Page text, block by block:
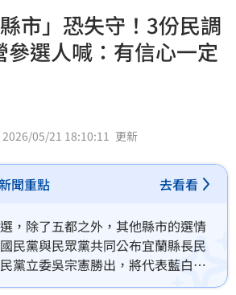
市」恐失守！3份民調
選人喊：有信心一定
2026/05/21 18:10:11 更新
聞重點 去看看
，除了五都之外，其他縣市的選情
民黨與民眾黨共同公布宜蘭縣長民
黨立委吳宗憲勝出，將代表藍白合
選人林國漳。而從3份民調，包括